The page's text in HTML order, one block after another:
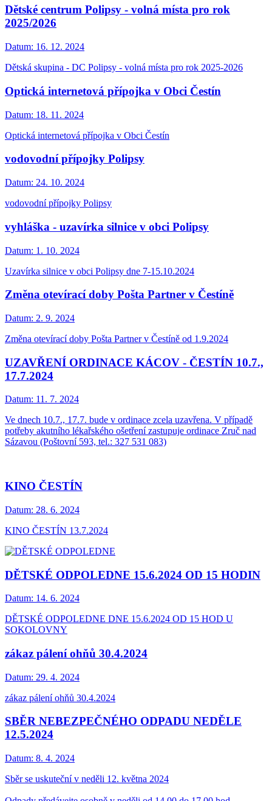
Dětské centrum Polipsy - volná místa pro rok
2025/2026
Datum: 16. 12. 2024
Dětská skupina - DC Polipsy - volná místa pro rok 2025-2026
Optická internetová přípojka v Obci Čestín
Datum: 18. 11. 2024
Optická internetová přípojka v Obci Čestín
vodovodní přípojky Polipsy
Datum: 24. 10. 2024
vodovodní přípojky Polipsy
vyhláška - uzavírka silnice v obci Polipsy
Datum: 1. 10. 2024
Uzavírka silnice v obci Polipsy dne 7-15.10.2024
Změna otevírací doby Pošta Partner v Čestíně
Datum: 2. 9. 2024
Změna otevírací doby Pošta Partner v Čestíně od 1.9.2024
UZAVŘENÍ ORDINACE KÁCOV - ČESTÍN 10.7.,
17.7.2024
Datum: 11. 7. 2024
Ve dnech 10.7., 17.7. bude v ordinace zcela uzavřena. V případě
potřeby akutního lékařského ošetření zastupuje ordinace Zruč nad
Sázavou (Poštovní 593, tel.: 327 531 083)
KINO ČESTÍN
Datum: 28. 6. 2024
KINO ČESTÍN 13.7.2024
DĚTSKÉ ODPOLEDNE 15.6.2024 OD 15 HODIN
Datum: 14. 6. 2024
DĚTSKÉ ODPOLEDNE DNE 15.6.2024 OD 15 HOD U
SOKOLOVNY
zákaz pálení ohňů 30.4.2024
Datum: 29. 4. 2024
zákaz pálení ohňů 30.4.2024
SBĚR NEBEZPEČNÉHO ODPADU NEDĚLE
12.5.2024
Datum: 8. 4. 2024
Sběr se uskuteční v neděli 12. května 2024